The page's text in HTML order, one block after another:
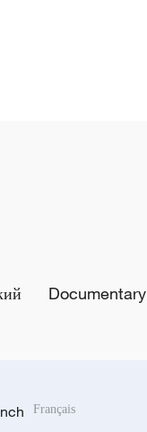
Documentary
Français